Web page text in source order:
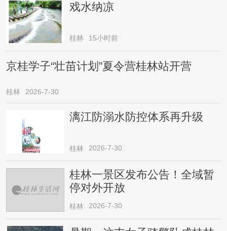
戏水纳凉
桂林 15小时前
京桂学子“壮苗计划”夏令营桂林站开营
桂林 2026-7-30
漓江防溺水防控体系再升级
桂林 2026-7-30
桂林一景区发布公告！全域暂
停对外开放
桂林 2026-7-30